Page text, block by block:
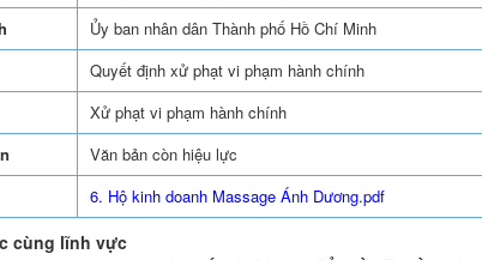
Ủy ban nhân dân Thành phố Hồ Chí Minh
Quyết định xử phạt vi phạm hành chính
Xử phạt vi phạm hành chính
Văn bản còn hiệu lực
6. Hộ kinh doanh Massage Ánh Dương.pdf
cùng lĩnh vực